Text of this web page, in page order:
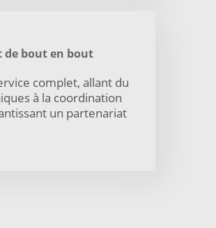
de bout en bout
complet, allant du
à la coordination
un partenariat